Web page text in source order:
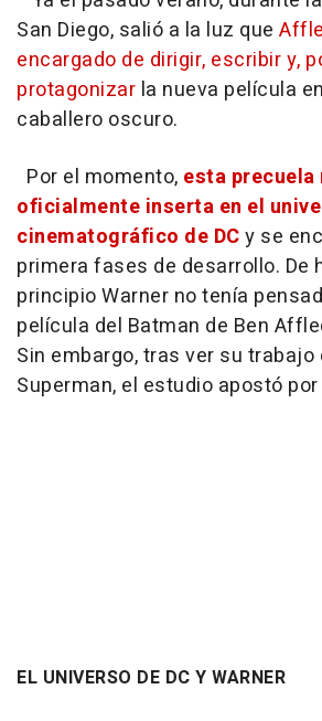
San Diego, salió a la luz que
encargado de dirigir, escribir y,
protagonizar la nueva película
caballero oscuro.
Por el momento, esta precuela
oficialmente inserta en el
cinematográfico de DCy se
primera fases de desarrollo. De
principio Warner no tenía
película del Batman de Ben
Sin embargo, tras ver su trabajo
Superman, el estudio apostó
EL UNIVERSO DE DC Y WARNER